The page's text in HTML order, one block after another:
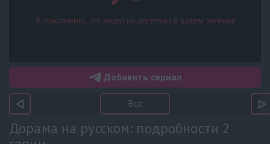
Добавить сериал
Все
Дорама на русском: подробности 2